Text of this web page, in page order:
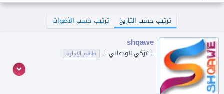
ترتيب حسب التاريخ ترتيب حسب الأصوات
shqawe
.:: تركي الودعاني ::. طاقم الإدارة